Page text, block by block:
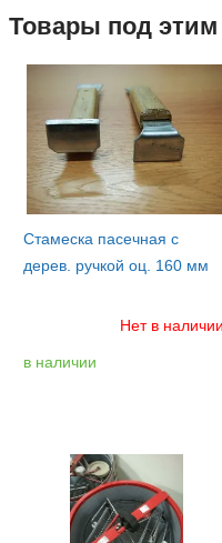
Товары под
Стамеска пасечная с
дерев. ручкой оц. 160 мм
Нет в наличии
в наличии